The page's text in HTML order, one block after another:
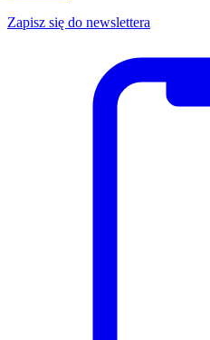
Zapisz się do newslettera